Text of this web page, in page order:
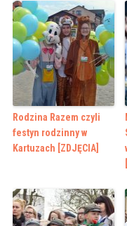
Rodzina Razem czyli
festyn rodzinny w
Kartuzach [ZDJĘCIA]